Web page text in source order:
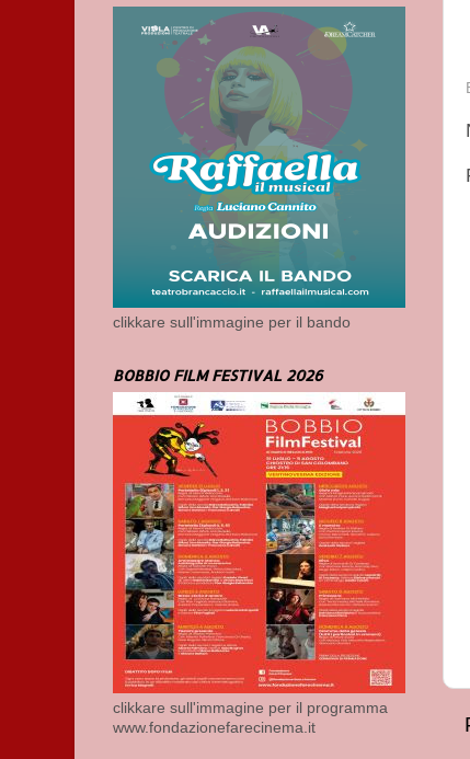
clikkare sull'immagine per il bando
BOBBIO FILM FESTIVAL 2026
clikkare sull'immagine per il programma
www.fondazionefarecinema.it